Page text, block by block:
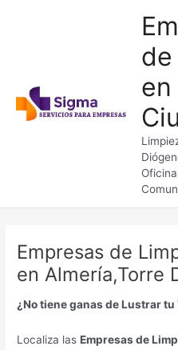
de
en
Empresas de
en Almería,Torre
¿No tiene ganas de Lustrar tu
Localiza lasEmpresas de